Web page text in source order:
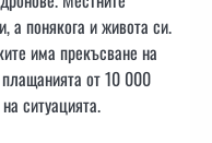
а понякога и живота си.
има прекъсване на
от 10 000
ситуацията.